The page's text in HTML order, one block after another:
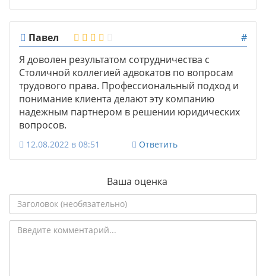
Павел
#
Я доволен результатом сотрудничества с
Столичной коллегией адвокатов по вопросам
трудового права. Профессиональный подход и
понимание клиента делают эту компанию
надежным партнером в решении юридических
вопросов.
12.08.2022 в 08:51 Ответить
Ваша оценка